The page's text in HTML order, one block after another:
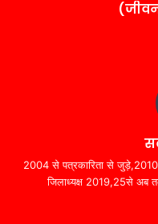
2004 से पत्रकारिता से
जिलाध्यक्ष 2019,25से अब